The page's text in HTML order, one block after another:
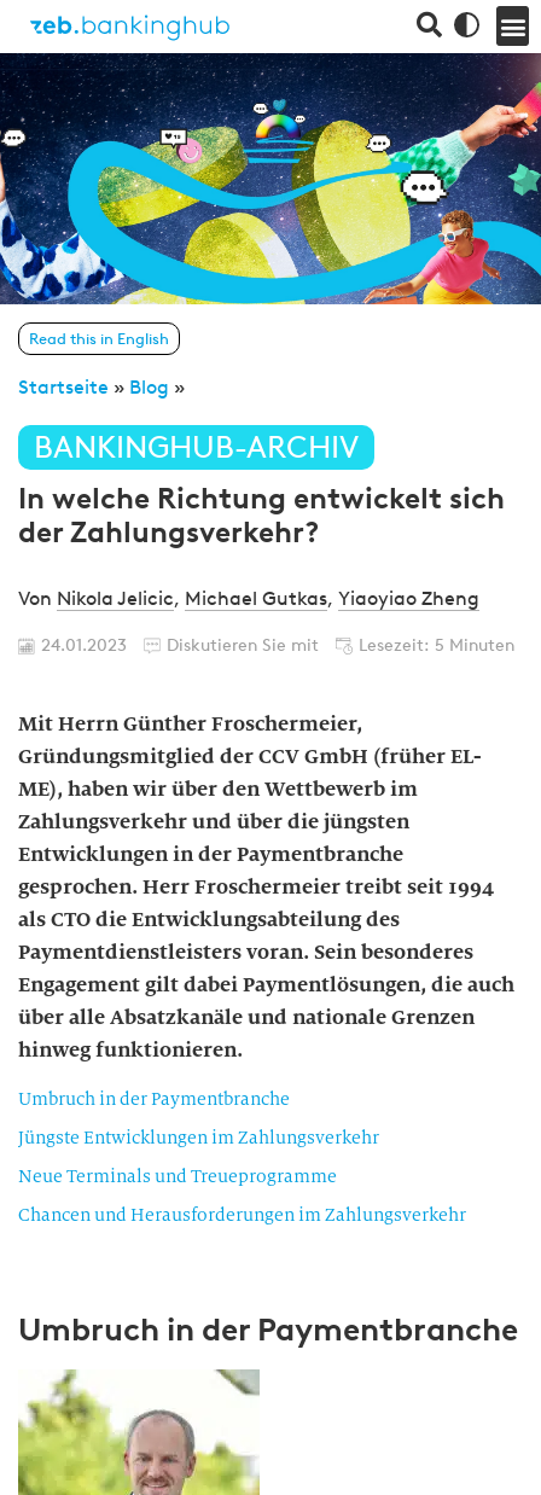
Read this in English
Startseite » Blog »
BANKINGHUB-ARCHIV
In welche Richtung entwickelt sich
der Zahlungsverkehr?
Von Nikola Jelicic, Michael Gutkas, Yiaoyiao Zheng
24.01.2023 Diskutieren Sie mit Lesezeit: 5 Minuten
Mit Herrn Günther Froschermeier,
Gründungsmitglied der CCV GmbH (früher EL-
ME), haben wir über den Wettbewerb im
Zahlungsverkehr und über die jüngsten
Entwicklungen in der Paymentbranche
gesprochen. Herr Froschermeier treibt seit 1994
als CTO die Entwicklungsabteilung des
Paymentdienstleisters voran. Sein besonderes
Engagement gilt dabei Paymentlösungen, die auch
über alle Absatzkanäle und nationale Grenzen
hinweg funktionieren.
Umbruch in der Paymentbranche
Jüngste Entwicklungen im Zahlungsverkehr
Neue Terminals und Treueprogramme
Chancen und Herausforderungen im Zahlungsverkehr
Umbruch in der Paymentbranche